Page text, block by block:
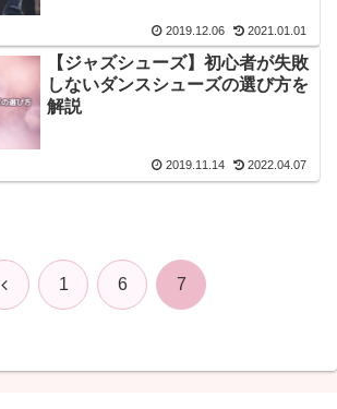
2019.12.06 2021.01.01
【ジャズシューズ】初心者が失敗
しないダンスシューズの選び方を
解説
2019.11.14 2022.04.07
前 1 6 7